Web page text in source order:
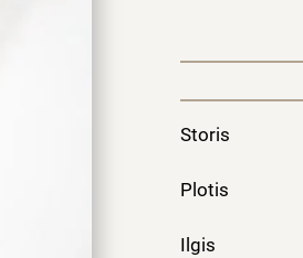
Storis
Plotis
Ilgis